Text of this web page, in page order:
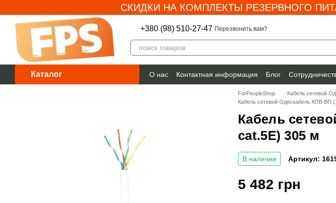
СКИДКИ НА КОМПЛЕКТЫ РЕЗЕРВНОГО
+380 (98) 510-27-47 Перезвонить вам?
Каталог О нас Контактная информация Блог
Гарантия
ForPeopleShop Кабель сетевой
Кабель сетевой Одескабель КПВ-ВП
Кабель
cat.5E) 305 м
В наличии Артикул:
5 482 грн